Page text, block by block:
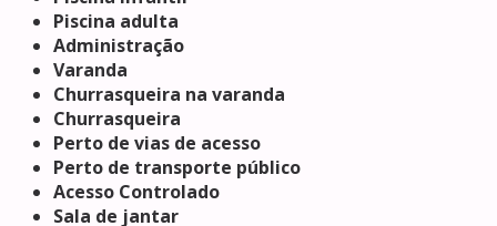
Piscina adulta
Administração
Varanda
Churrasqueira na varanda
Churrasqueira
Perto de vias de acesso
Perto de transporte público
Acesso Controlado
Sala de jantar